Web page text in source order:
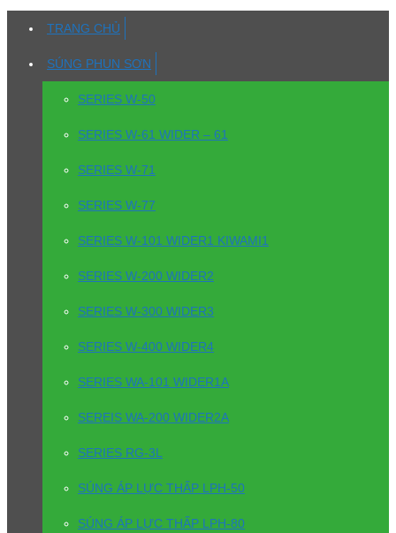
TRANG CHỦ
SÚNG PHUN SƠN
SERIES W-50
SERIES W-61 WIDER – 61
SERIES W-71
SERIES W-77
SERIES W-101 WIDER1 KIWAMI1
SERIES W-200 WIDER2
SERIES W-300 WIDER3
SERIES W-400 WIDER4
SERIES WA-101 WIDER1A
SEREIS WA-200 WIDER2A
SERIES RG-3L
SÚNG ÁP LỰC THẤP LPH-50
SÚNG ÁP LỰC THẤP LPH-80